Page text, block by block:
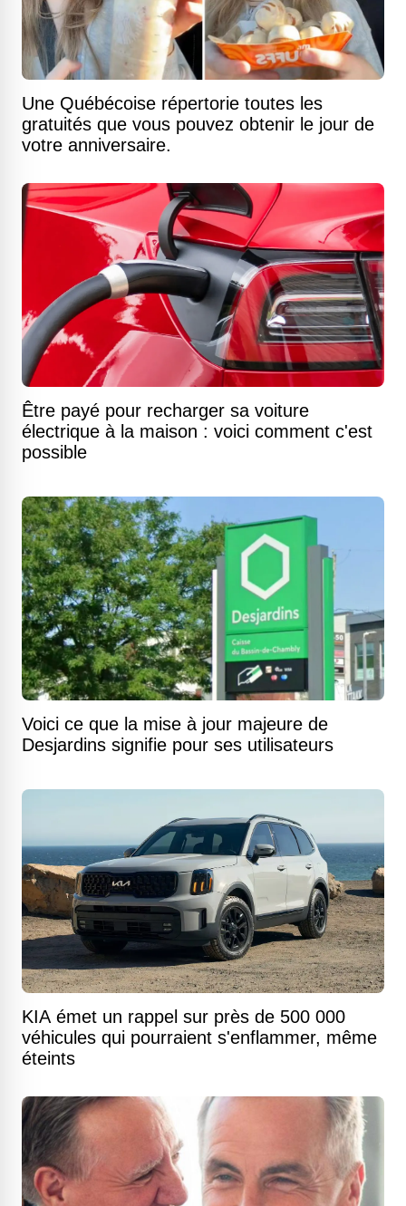
Une Québécoise répertorie toutes les
gratuités que vous pouvez obtenir le jour de
votre anniversaire.
Être payé pour recharger sa voiture
électrique à la maison : voici comment c'est
possible
Voici ce que la mise à jour majeure de
Desjardins signifie pour ses utilisateurs
KIA émet un rappel sur près de 500 000
véhicules qui pourraient s'enflammer, même
éteints